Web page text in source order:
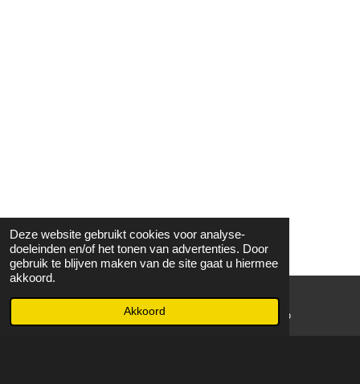
Deze website gebruikt cookies voor analyse-
doeleinden en/of het tonen van advertenties. Door
gebruik te blijven maken van de site gaat u hiermee
akkoord.
Akkoord WhatsApp